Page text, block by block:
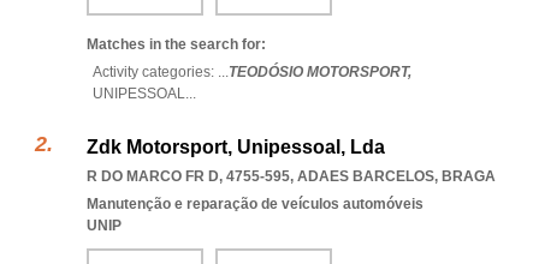
Matches in the search for:
Activity categories: ...TEODÓSIO MOTORSPORT,
UNIPESSOAL...
Zdk Motorsport, Unipessoal, Lda
R DO MARCO FR D, 4755-595, ADAES BARCELOS, BRAGA
Manutenção e reparação de veículos automóveis
UNIP